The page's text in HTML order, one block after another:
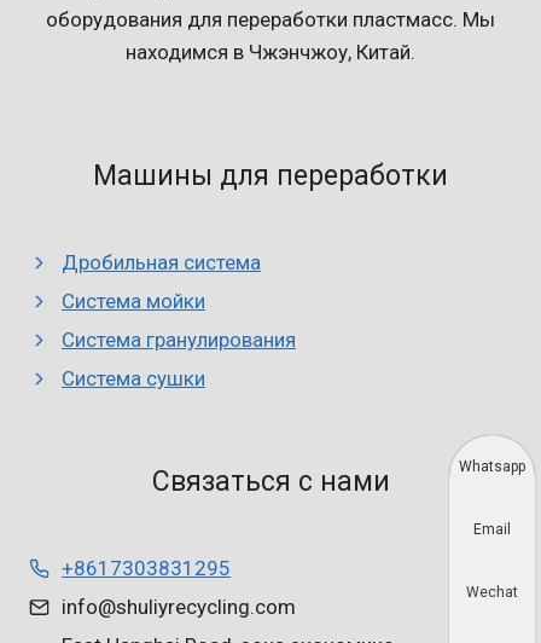
оборудования для переработки пластмасс. Мы
находимся в Чжэнчжоу, Китай.
Машины для переработки
Дробильная система
Система мойки
Система гранулирования
Система сушки
Связаться с нами
+8617303831295
info@shuliyrecycling.com
Whatsapp
Email
Wechat